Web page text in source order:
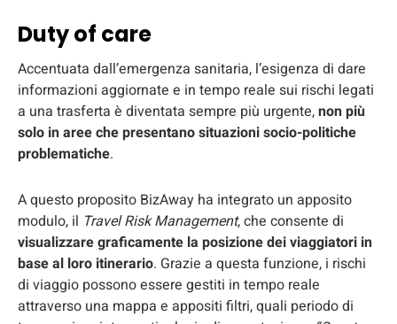
Duty of care
Accentuata dall’emergenza sanitaria, l’esigenza di dare
informazioni aggiornate e in tempo reale sui rischi legati
a una trasferta è diventata sempre più urgente,non più
solo in aree che presentano situazioni socio-politiche
problematiche.
A questo proposito BizAway ha integrato un apposito
modulo, il Travel Risk Management, che consente di
visualizzare graficamente la posizione dei viaggiatori in
base al loro itinerario. Grazie a questa funzione, i rischi
di viaggio possono essere gestiti in tempo reale
attraverso una mappa e appositi filtri, quali periodo di